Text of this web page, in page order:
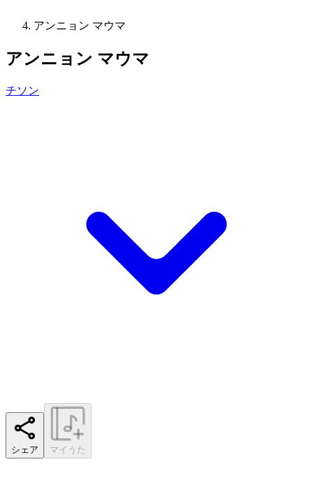
アンニョン マウマ
アンニョン マウマ
チソン
シェア マイうた